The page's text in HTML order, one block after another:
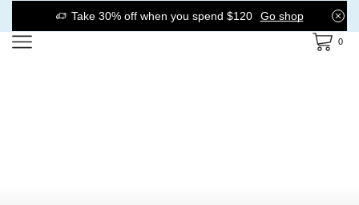
Take 30% off when you spend $120 Go shop
0